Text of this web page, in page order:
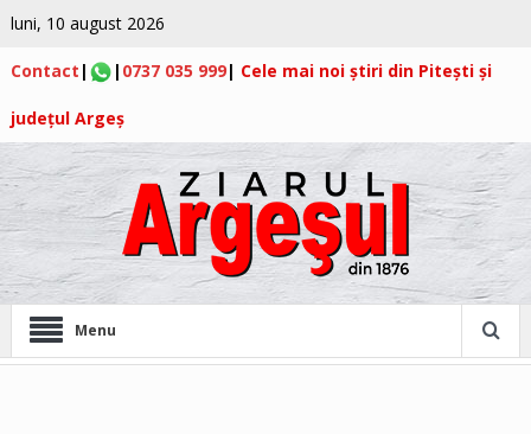
luni, 10 august 2026
Contact | | 0737 035 999| Cele mai noi știri din Pitești și
județul Argeș
Menu